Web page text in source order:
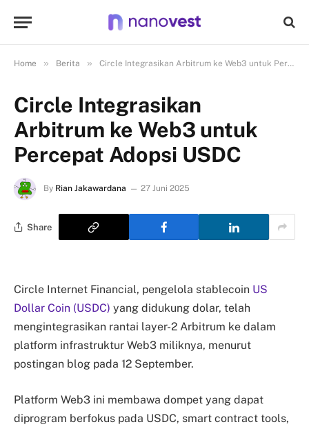
Home » Berita » Circle Integrasikan Arbitrum ke Web3 untuk Percepat Adopsi USDC
Circle Integrasikan
Arbitrum ke Web3 untuk
Percepat Adopsi USDC
By Rian Jakawardana 27 Juni 2025
Share
Circle Internet Financial, pengelola stablecoin US
Dollar Coin (USDC) yang didukung dolar, telah
mengintegrasikan rantai layer-2 Arbitrum ke dalam
platform infrastruktur Web3 miliknya, menurut
postingan blog pada 12 September.
Platform Web3 ini membawa dompet yang dapat
diprogram berfokus pada USDC, smart contract tools,